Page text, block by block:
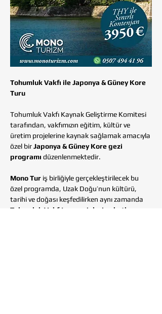
Tohumluk Vakfı ile Japonya & Güney Kore
Turu
Tohumluk Vakfı Kaynak Geliştirme Komitesi
tarafından, vakfımızın eğitim, kültür ve
üretim projelerine kaynak sağlamak amacıyla
özel bir Japonya & Güney Kore gezi
programı düzenlenmektedir.
Mono Tur iş birliğiyle gerçekleştirilecek bu
özel programda, Uzak Doğu’nun kültürü,
tarihi ve doğası keşfedilirken aynı zamanda
Tohumluk Vakfı’nın projelerine katkı